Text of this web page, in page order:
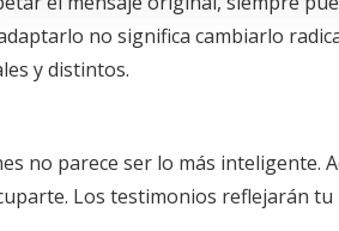
no significa cambiarlo
y distintos.
no parece ser lo más inteligente.
Los testimonios reflejarán